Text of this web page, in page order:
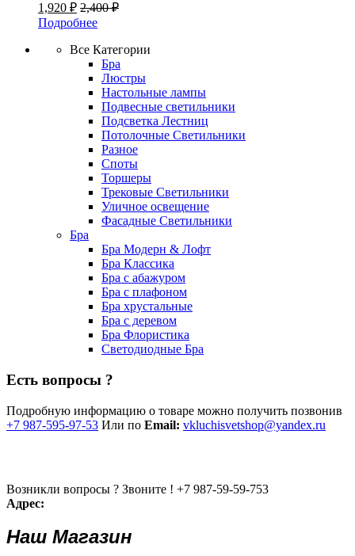
1,920 ₽ 2,400₽
Подробнее
Все Категории
Бра
Люстры
Настольные лампы
Подвесные светильники
Подсветка Лестниц
Потолочные Светильники
Разное
Споты
Торшеры
Трековые Светильники
Уличное освещение
Фасадные Светильники
Бра
Бра Модерн & Лофт
Бра Классика
Бра с абажуром
Бра с плафоном
Бра хрустальные
Бра с деревом
Бра Флористика
Светодиодные Бра
Есть вопросы ?
Подробную информацию о товаре можно получить позвонив
+7 987-595-97-53 Или по Email: vkluchisvetshop@yandex.ru
Возникли вопросы ? Звоните ! +7 987-59-59-753
Адрес:
Наш Магазин